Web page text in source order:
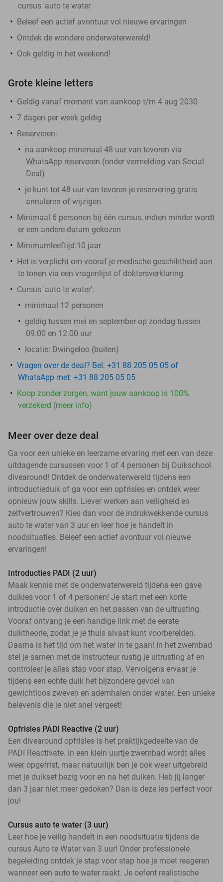
cursus 'auto te water
Beleef een actief avontuur vol nieuwe ervaringen
Ontdek de wondere onderwaterwereld!
Ook geldig in het weekend!
Grote kleine letters
Geldig vanaf moment van aankoop t/m 4 aug 2030
7 dagen per week geldig
Reserveren:
na aankoop minimaal 48 uur van tevoren via
WhatsApp reserveren (onder vermelding van Social
Deal)
je kunt tot 48 uur van tevoren je reservering gratis
annuleren of wijzigen
Minimaal 6 personen bij één cursus, indien minder wordt
er een andere datum gekozen
Minimumleeftijd:10 jaar
Het is verplicht om vooraf je medische geschiktheid aan
te tonen via een vragenlijst of doktersverklaring
Cursus 'auto te water':
minimaal 12 personen
geldig tussen mei en september op zondag tussen
09.00 en 12.00 uur
locatie: Dwingeloo (buiten)
Vragen over de deal? Bel: +31 88 205 05 05 of
WhatsApp met: +31 88 205 05 05
Koop zonder zorgen, want jouw aankoop is 100%
verzekerd (meer info)
Meer over deze deal
Ga voor een unieke en leerzame ervaring met een van deze
uitdagende cursussen voor 1 of 4 personen bij Duikschool
divearound! Ontdek de onderwaterwereld tijdens een
introductieduik of ga voor een opfrisles en ontdek weer
opnieuw jouw skills. Liever werken aan veiligheid en
zelfvertrouwen? Kies dan voor de indrukwekkende cursus
auto te water van 3 uur en leer hoe je handelt in
noodsituaties. Beleef een actief avontuur vol nieuwe
ervaringen!
Introducties PADI (2 uur)
Maak kennis met de onderwaterwereld tijdens een gave
duikles voor 1 of 4 personen! Je start met een korte
introductie over duiken en het passen van de uitrusting.
Vooraf ontvang je een handige link met de eerste
duiktheorie, zodat je je thuis alvast kunt voorbereiden.
Daarna is het tijd om het water in te gaan! In het zwembad
stel je samen met de instructeur rustig je uitrusting af en
controleer je alles stap voor stap. Vervolgens ervaar je
tijdens een echte duik het bijzondere gevoel van
gewichtloos zweven en ademhalen onder water. Een unieke
belevenis die je niet snel vergeet!
Opfrisles PADI Reactive (2 uur)
Een divearound opfrisles is het praktijkgedeelte van de
PADI Reactivate. In een klein uurtje zwembad wordt alles
weer opgefrist, maar natuurlijk ben je ook weer uitgebreid
met je duikset bezig voor en na het duiken. Heb jij langer
dan 3 jaar niet meer gedoken? Dan is deze les perfect voor
jou!
Cursus auto te water (3 uur)
Leer hoe je veilig handelt in een noodsituatie tijdens de
cursus Auto te Water van 3 uur! Onder professionele
begeleiding ontdek je stap voor stap hoe je moet reageren
wanneer een auto te water raakt. Je oefent realistische